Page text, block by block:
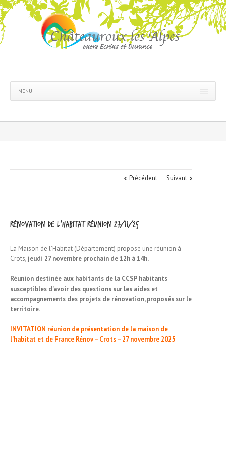
MENU
Précédent Suivant
Rénovation de l’habitat réunion 27/11/25
La Maison de l’Habitat (Département) propose une réunion à
Crots, jeudi 27 novembre prochain de 12h à 14h.
Réunion destinée aux habitants de la CCSP habitants
susceptibles d’avoir des questions sur les aides et
accompagnements des projets de rénovation, proposés sur le
territoire.
INVITATION réunion de présentation de la maison de
l’habitat et de France Rénov – Crots – 27 novembre 2025